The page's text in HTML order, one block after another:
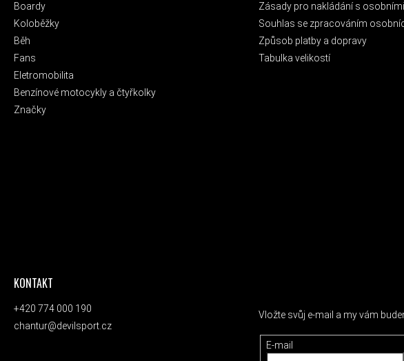
Boardy
Koloběžky
Běh
Fans
Eletromobilita
Benzínové motocykly a čtyřkolky
Značky
Zásady pro nakládání s
Souhlas se zpracováním
Způsob platby a dopravy
Tabulka velikostí
KONTAKT
+420 774 000 190
chantur@devilsport.cz
Vložte svůj e-mail a my vám
E-mail